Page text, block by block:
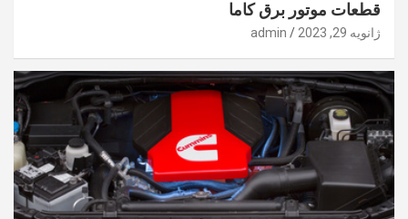
قطعات موتور برق کاما
ژانویه 29, 2023 admin